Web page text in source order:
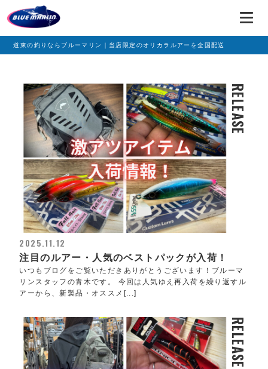
道東の釣りならブルーマリン｜当店限定のオリカラルアーを全国配送
RELEASE
2025.11.12
注目のルアー・人気のベストパックが入荷！
いつもブログをご覧いただきありがとうございます！ブルーマ
リンスタッフの青木です。 今回は人気ゆえ再入荷を繰り返すル
アーから、新製品・オススメ[...]
RELEASE